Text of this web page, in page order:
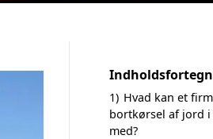
1) Hvad kan et
bortkørsel af jord
med?